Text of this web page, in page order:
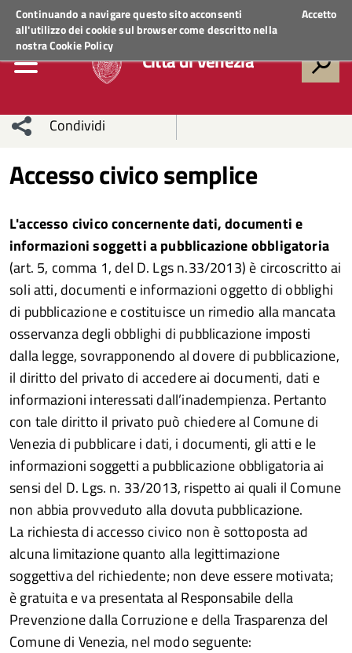
Continuando a navigare questo sito acconsenti
all'utilizzo dei cookie sul browser come descritto nella
nostraCookie Policy
Accetto
Regione VenetoACCEDI AI SERVIZI
Città di Venezia
Condividi
network
Condividi
Condividi
Facebook
su
Twitter
Condividi
su
Facebook
Condividi
su
Whatsapp
Accesso civico semplice
L'accesso civico concernente dati, documenti e
informazioni soggetti a pubblicazione obbligatoria
(art. 5, comma 1, del D. Lgs n.33/2013) è circoscritto ai
soli atti, documenti e informazioni oggetto di obblighi
di pubblicazione e costituisce un rimedio alla mancata
osservanza degli obblighi di pubblicazione imposti
dalla legge, sovrapponendo al dovere di pubblicazione,
il diritto del privato di accedere ai documenti, dati e
informazioni interessati dall’inadempienza. Pertanto
con tale diritto il privato può chiedere al Comune di
Venezia di pubblicare i dati, i documenti, gli atti e le
informazioni soggetti a pubblicazione obbligatoria ai
sensi del D. Lgs. n. 33/2013, rispetto ai quali il Comune
non abbia provveduto alla dovuta pubblicazione.
La richiesta di accesso civico non è sottoposta ad
alcuna limitazione quanto alla legittimazione
soggettiva del richiedente; non deve essere motivata;
è gratuita e va presentata al Responsabile della
Prevenzione dalla Corruzione e della Trasparenza del
Comune di Venezia, nel modo seguente: